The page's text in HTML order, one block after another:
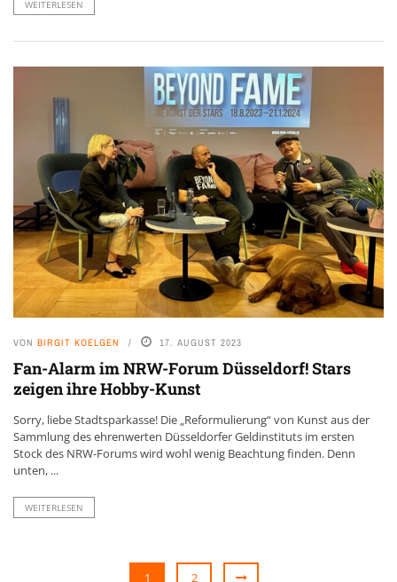
WEITERLESEN
VON BIRGIT KOELGEN 17. AUGUST 2023
Fan-Alarm im NRW-Forum Düsseldorf! Stars
zeigen ihre Hobby-Kunst
Sorry, liebe Stadtsparkasse! Die „Reformulierung“ von Kunst aus der
Sammlung des ehrenwerten Düsseldorfer Geldinstituts im ersten
Stock des NRW-Forums wird wohl wenig Beachtung finden. Denn
unten, ...
WEITERLESEN
1 2